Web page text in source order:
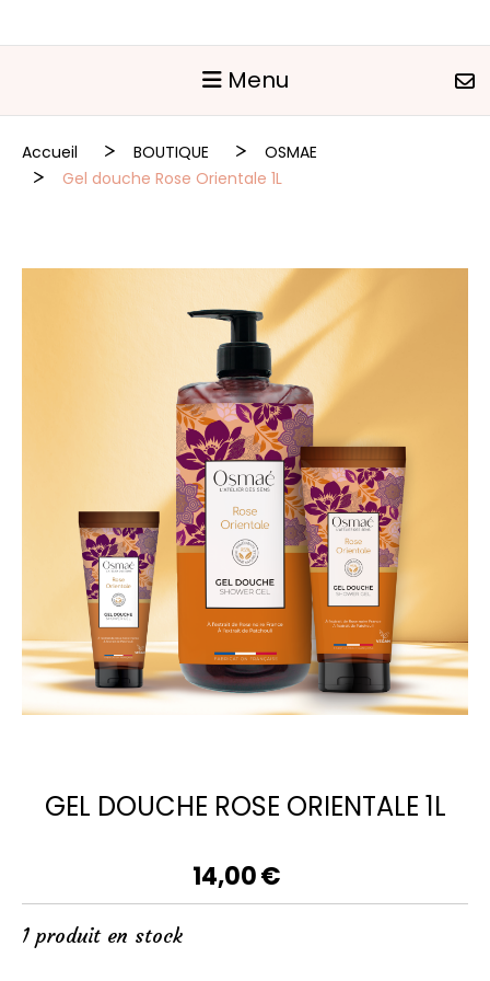
Menu
Accueil BOUTIQUE
OSMAE
Gel douche Rose Orientale 1L
GEL DOUCHE ROSE ORIENTALE 1L
14,00€
1 produit en stock